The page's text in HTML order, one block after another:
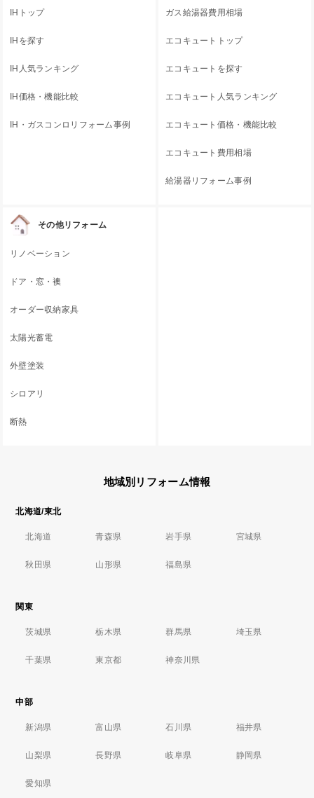
IHトップ
IHを探す
IH人気ランキング
IH価格・機能比較
IH・ガスコンロリフォーム事例
ガス給湯器費用相場
エコキュートトップ
エコキュートを探す
エコキュート人気ランキング
エコキュート価格・機能比較
エコキュート費用相場
給湯器リフォーム事例
その他リフォーム
リノベーション
ドア・窓・襖
オーダー収納家具
太陽光蓄電
外壁塗装
シロアリ
断熱
地域別リフォーム情報
北海道/東北
北海道 青森県 岩手県 宮城県
秋田県 山形県 福島県
関東
茨城県 栃木県 群馬県 埼玉県
千葉県 東京都 神奈川県
中部
新潟県 富山県 石川県 福井県
山梨県 長野県 岐阜県 静岡県
愛知県